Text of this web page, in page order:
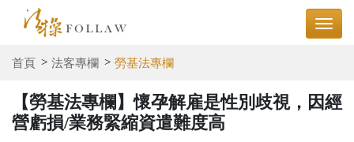
首頁 法客專欄 勞基法專欄
【勞基法專欄】懷孕解雇是性別歧視，因經
營虧損/業務緊縮資遣難度高